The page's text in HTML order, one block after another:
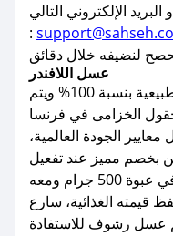
البريد الإلكتروني التالي
:
عسل اللافندر
وهو من افضل انواع العسل الطبيعية بنسبة 100% ويتم
الخزامى في فرنسا
الجودة العالمية،
بخصم مميز عند تفعيل
كود خصم عسل رشوف ويأتيك في عبوة 500 جرام ومعه
قيمته الغذائية، سارع
عسل رشوف للاستفادة